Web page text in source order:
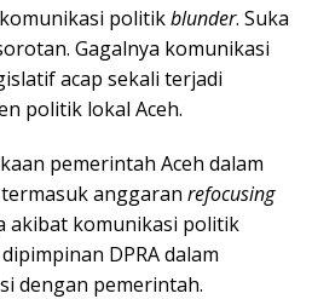
politikblunder. Suka
Gagalnya komunikasi
acap sekali terjadi
politik lokal Aceh.
pemerintah Aceh dalam
anggaran refocusing
akibat komunikasi politik
DPRA dalam
dengan pemerintah.